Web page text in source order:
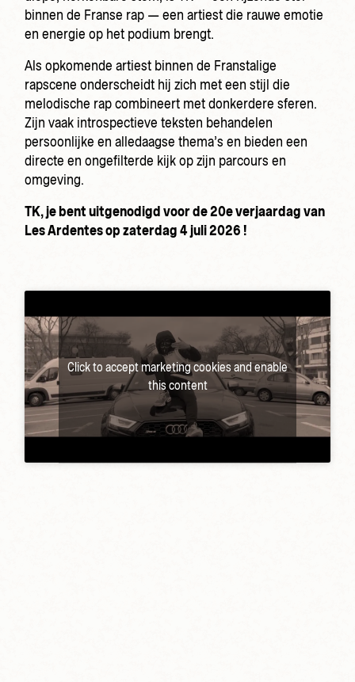
binnen de Franse rap — een artiest die rauwe emotie
en energie op het podium brengt.
Als opkomende artiest binnen de Franstalige
rapscene onderscheidt hij zich met een stijl die
melodische rap combineert met donkerdere sferen.
Zijn vaak introspectieve teksten behandelen
persoonlijke en alledaagse thema’s en bieden een
directe en ongefilterde kijk op zijn parcours en
omgeving.
TK, je bent uitgenodigd voor de 20e verjaardag van
Les Ardentes op zaterdag 4 juli 2026 !
Click to accept marketing cookies and enable
this content